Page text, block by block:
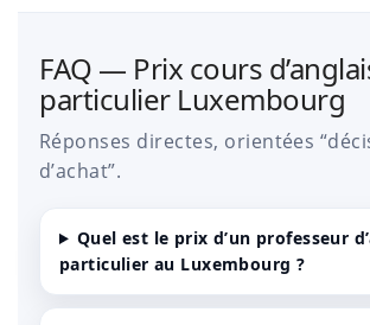
FAQ — Prix cours
particulier Luxembourg
Réponses directes, orientées
d’achat”.
Quel est le prix d’un professeur
particulier au Luxembourg ?